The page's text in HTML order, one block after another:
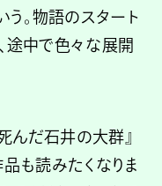
う。物語のスタート
途中で色々な展開
んだ石井の大群』
も読みたくなりま